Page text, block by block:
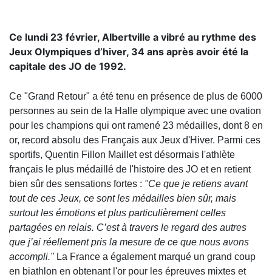
Ce lundi 23 février, Albertville a vibré au rythme des
Jeux Olympiques d’hiver, 34 ans après avoir été la
capitale des JO de 1992.
Ce "Grand Retour" a été tenu en présence de plus de 6000
personnes au sein de la Halle olympique avec une ovation
pour les champions qui ont ramené 23 médailles, dont 8 en
or, record absolu des Français aux Jeux d'Hiver. Parmi ces
sportifs, Quentin Fillon Maillet est désormais l'athlète
français le plus médaillé de l'histoire des JO et en retient
bien sûr des sensations fortes : "Ce que je retiens avant
tout de ces Jeux, ce sont les médailles bien sûr, mais
surtout les émotions et plus particulièrement celles
partagées en relais. C’est à travers le regard des autres
que j’ai réellement pris la mesure de ce que nous avons
accompli." La France a également marqué un grand coup
en biathlon en obtenant l'or pour les épreuves mixtes et